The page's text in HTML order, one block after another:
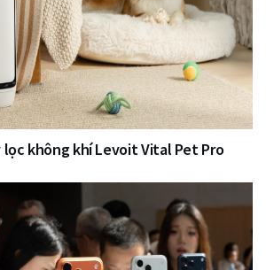
không khí Levoit Vital Pet Pro